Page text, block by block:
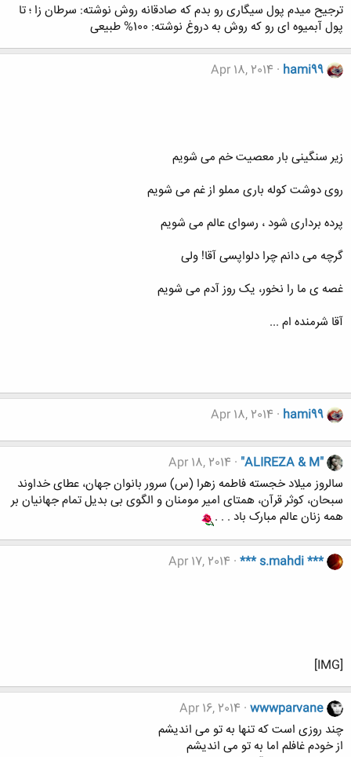
ترجیح میدم پول سیگاری رو بدم که صادقانه روش نوشته: سرطان زا ؛ تا
پول آبمیوه ای رو که روش به دروغ نوشته: 100% طبیعی
hami99
Apr 18, 2014
زیر سنگینی بار معصیت خم می شویم
روی دوشت کوله باری مملو از غم می شویم
پرده برداری شود ، رسوای عالم می شویم
گرچه می دانم چرا دلواپسی آقا! ولی
غصه ی ما را نخور، یک روز آدم می شویم
آقا شرمنده ام ...
hami99
Apr 18, 2014
"ALIREZA & M"
Apr 18, 2014
سالروز میلاد خجسته فاطمه زهرا (س) سرور بانوان جهان، عطای خداوند
سبحان، کوثر قرآن، همتای امیر مومنان و الگوی بی بدیل تمام جهانیان بر
همه زنان عالم مبارک باد . . .
*** s.mahdi ***
Apr 17, 2014
[IMG]
wwwparvane
Apr 16, 2014
چند روزی است که تنها به تو می اندیشم
از خودم غافلم اما به تو می اندیشم